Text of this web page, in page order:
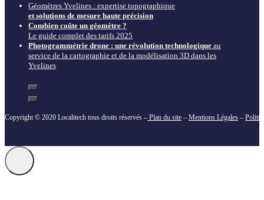
Géomètres Yvelines : expertise topographique
et solutions de mesure haute précision
Combien coûte un géomètre ?
Le guide complet des tarifs 2025
Photogrammétrie drone : une révolution technologique au
service de la cartographie et de la modélisation 3D dans les
Yvelines
Copyright © 2020 Localitech tous droits réservés – Plan du site – Mentions Légales –